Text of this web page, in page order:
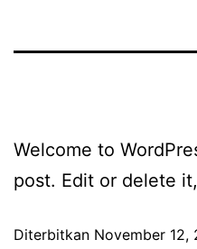
Welcome to
post. Edit or delete
Diterbitkan November 12,